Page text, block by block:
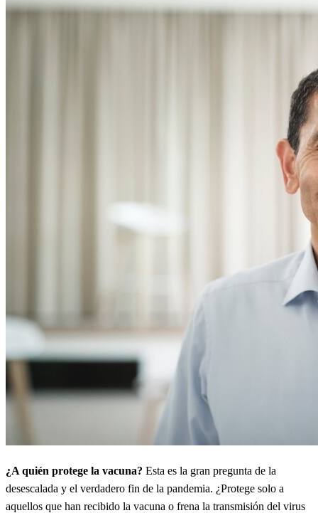
¿A quién protege la vacuna? Esta es la gran pregunta de la
desescalada y el verdadero fin de la pandemia. ¿Protege solo a
aquellos que han recibido la vacuna o frena la transmisión del virus